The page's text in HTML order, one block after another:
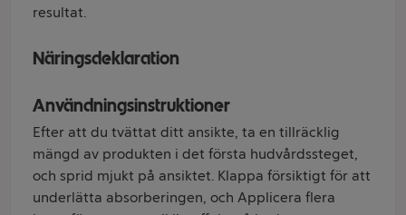
resultat.
Näringsdeklaration
Användningsinstruktioner
Efter att du tvättat ditt ansikte, ta en tillräcklig
mängd av produkten i det första hudvårdssteget,
och sprid mjukt på ansiktet. Klappa försiktigt för att
underlätta absorberingen, och Applicera flera